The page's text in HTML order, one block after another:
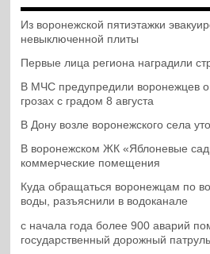
Из воронежской пятиэтажки
невыключенной плиты
Первые лица региона наградили
В МЧС предупредили воронежцев
грозах с градом 8 августа
В Дону возле воронежского села
В воронежском ЖК «Яблоневые
коммерческие помещения
Куда обращаться воронежцам по
воды, разъяснили в водоканале
с начала года более 900 аварий
государственный дорожный патруль